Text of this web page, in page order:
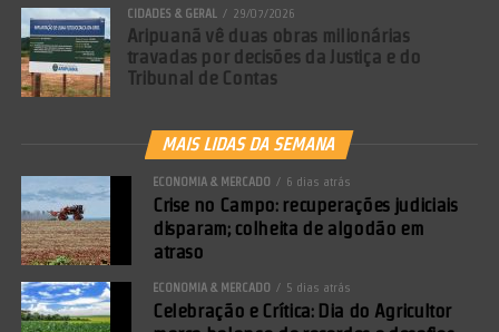
CIDADES & GERAL 29/07/2026
Aripuanã vê duas obras milionárias
travadas por decisões da Justiça e do
Tribunal de Contas
MAIS LIDAS DA SEMANA
ECONOMIA & MERCADO 6 dias atrás
Crise no Campo: recuperações judiciais
disparam; colheita de algodão em
atraso
ECONOMIA & MERCADO 5 dias atrás
Celebração e Crítica: Dia do Agricultor